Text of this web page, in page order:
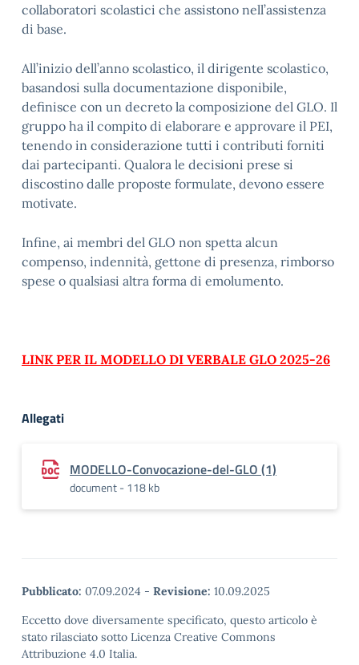
collaboratori scolastici che assistono nell’assistenza
di base.
All’inizio dell’anno scolastico, il dirigente scolastico,
basandosi sulla documentazione disponibile,
definisce con un decreto la composizione del GLO. Il
gruppo ha il compito di elaborare e approvare il PEI,
tenendo in considerazione tutti i contributi forniti
dai partecipanti. Qualora le decisioni prese si
discostino dalle proposte formulate, devono essere
motivate.
Infine, ai membri del GLO non spetta alcun
compenso, indennità, gettone di presenza, rimborso
spese o qualsiasi altra forma di emolumento.
LINK PER IL MODELLO DI VERBALE GLO 2025-26
Allegati
MODELLO-Convocazione-del-GLO (1)
document - 118 kb
Pubblicato: 07.09.2024 - Revisione: 10.09.2025
Eccetto dove diversamente specificato, questo articolo è
stato rilasciato sotto Licenza Creative Commons
Attribuzione 4.0 Italia.